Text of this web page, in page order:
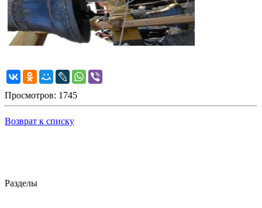
Просмотров: 1745
Возврат к списку
Разделы